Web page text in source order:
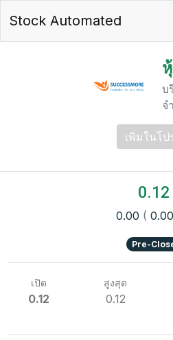
Stock Automated
บ
จ
เพิ่มในโป
0.12
0.00 (
Pre-
เปิด
0.12
สูงสุด
0.12